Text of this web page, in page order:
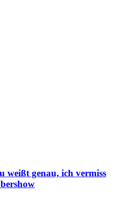
weißt genau, ich vermiss